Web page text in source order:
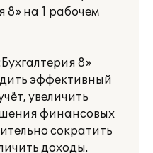
8» на 1 рабочем
8»
эффективный
увеличить
финансовых
сократить
доходы.